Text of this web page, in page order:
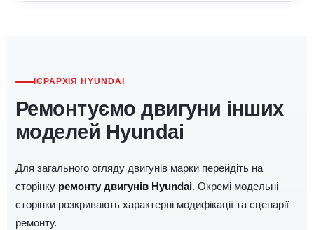
ІЄРАРХІЯ HYUNDAI
Ремонтуємо двигуни інших
моделей Hyundai
Для загального огляду двигунів марки перейдіть на
сторінку ремонту двигунів Hyundai. Окремі модельні
сторінки розкривають характерні модифікації та сценарії
ремонту.